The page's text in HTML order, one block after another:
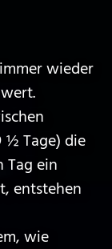
wieder
½ Tage) die
Tag ein
entstehen
wie